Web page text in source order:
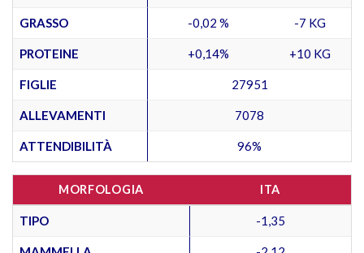
GRASSO -0,02 % -7 KG
PROTEINE +0,14% +10 KG
FIGLIE 27951
ALLEVAMENTI 7078
ATTENDIBILITÀ 96%
MORFOLOGIA ITA
TIPO -1,35